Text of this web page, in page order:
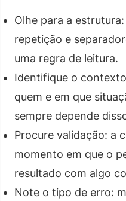
Olhe para a
repetição e
uma regra de leitura.
Identifique o
quem e em que
sempre depende
Procure validação: a
momento em que o
resultado com algo
Note o tipo de erro: